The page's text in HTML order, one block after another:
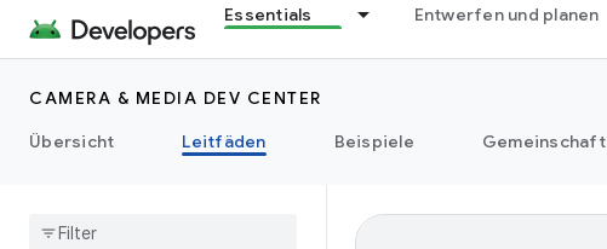
Essentials Entwerfen und planen
CAMERA & MEDIA DEV CENTER
Übersicht
Leitfäden Beispiele Gemeinschaft